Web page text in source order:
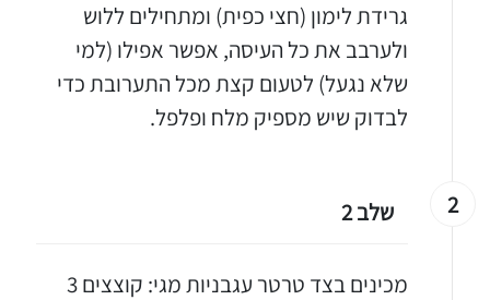
גרידת לימון (חצי כפית) ומתחילים ללוש
ולערבב את כל העיסה, אפשר אפילו (למי
שלא נגעל) לטעום קצת מכל התערובת כדי
לבדוק שיש מספיק מלח ופלפל.
2 שלב 2
מכינים בצד טרטר עגבניות מגי: קוצצים 3